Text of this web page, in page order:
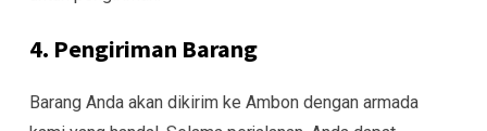
4. Pengiriman Barang
Barang Anda akan dikirim ke Ambon dengan armada